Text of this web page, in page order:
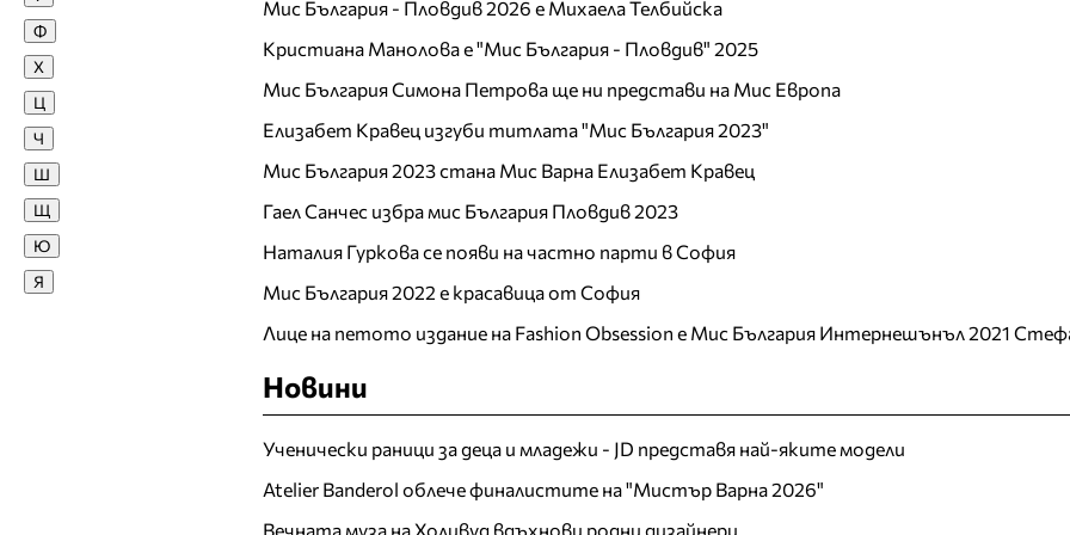
Мис България - Пловдив 2026 е Михаела Телбийска
Кристиана Манолова е "Мис България - Пловдив" 2025
Мис България Симона Петрова ще ни представи на Мис Европа
Елизабет Кравец изгуби титлата "Мис България 2023"
Мис България 2023 стана Мис Варна Елизабет Кравец
Гаел Санчес избра мис България Пловдив 2023
Наталия Гуркова се появи на частно парти в София
Мис България 2022 е красавица от София
Лице на петото издание на Fashion Obsession е Мис България Интернешънъл 2021
Новини
Ученически раници за деца и младежи - JD представя най-яките модели
Atelier Banderol облече финалистите на "Мистър Варна 2026"
Вечната муза на Холивуд вдъхнови родни дизайнери
Жана
Жасмина Жекова
Жасмина Тошкова
З
Зара
Златка Димитрова
И
Ива Атанасова
Ф
Х
Ц
Ч
Ш
Щ
Ю
Я